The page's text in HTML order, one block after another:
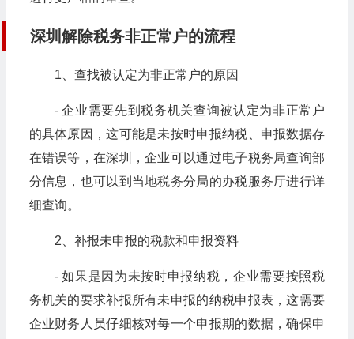
深圳解除税务非正常户的流程
1、查找被认定为非正常户的原因
- 企业需要先到税务机关查询被认定为非正常户
的具体原因，这可能是未按时申报纳税、申报数据存
在错误等，在深圳，企业可以通过电子税务局查询部
分信息，也可以到当地税务分局的办税服务厅进行详
细查询。
2、补报未申报的税款和申报资料
- 如果是因为未按时申报纳税，企业需要按照税
务机关的要求补报所有未申报的纳税申报表，这需要
企业财务人员仔细核对每一个申报期的数据，确保申